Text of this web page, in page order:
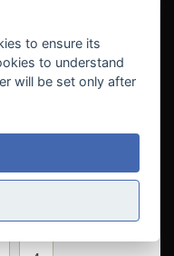
Vložit do košíku
to ensure its
to understand
will be set only after